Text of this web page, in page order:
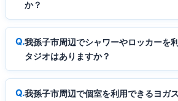
か？
我孫子市周辺でシャワーやロッカーを
タジオはありますか？
我孫子市周辺で個室を利用できるヨガ